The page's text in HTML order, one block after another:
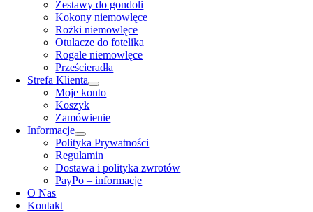
Zestawy do gondoli
Kokony niemowlęce
Rożki niemowlęce
Otulacze do fotelika
Rogale niemowlęce
Prześcieradła
Strefa Klienta
Moje konto
Koszyk
Zamówienie
Informacje
Polityka Prywatności
Regulamin
Dostawa i polityka zwrotów
PayPo – informacje
O Nas
Kontakt